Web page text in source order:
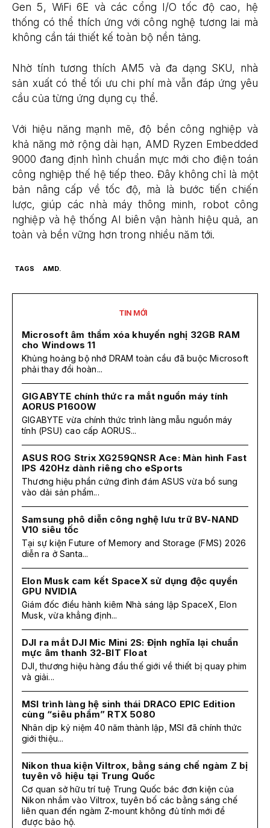
Gen 5, WiFi 6E và các cổng I/O tốc độ cao, hệ
thống có thể thích ứng với công nghệ tương lai mà
không cần tái thiết kế toàn bộ nền tảng.
Nhờ tính tương thích AM5 và đa dạng SKU, nhà
sản xuất có thể tối ưu chi phí mà vẫn đáp ứng yêu
cầu của từng ứng dụng cụ thể.
Với hiệu năng mạnh mẽ, độ bền công nghiệp và
khả năng mở rộng dài hạn, AMD Ryzen Embedded
9000 đang định hình chuẩn mực mới cho điện toán
công nghiệp thế hệ tiếp theo. Đây không chỉ là một
bản nâng cấp về tốc độ, mà là bước tiến chiến
lược, giúp các nhà máy thông minh, robot công
nghiệp và hệ thống AI biên vận hành hiệu quả, an
toàn và bền vững hơn trong nhiều năm tới.
TAGS AMD.
TIN MỚI
Microsoft âm thầm xóa khuyến nghị 32GB RAM
cho Windows 11
Khủng hoảng bộ nhớ DRAM toàn cầu đã buộc Microsoft
phải thay đổi hoàn...
GIGABYTE chính thức ra mắt nguồn máy tính
AORUS P1600W
GIGABYTE vừa chính thức trình làng mẫu nguồn máy
tính (PSU) cao cấp AORUS...
ASUS ROG Strix XG259QNSR Ace: Màn hình Fast
IPS 420Hz dành riêng cho eSports
Thương hiệu phần cứng đình đám ASUS vừa bổ sung
vào dải sản phẩm...
Samsung phô diễn công nghệ lưu trữ BV-NAND
V10 siêu tốc
Tại sự kiện Future of Memory and Storage (FMS) 2026
diễn ra ở Santa...
Elon Musk cam kết SpaceX sử dụng độc quyền
GPU NVIDIA
Giám đốc điều hành kiêm Nhà sáng lập SpaceX, Elon
Musk, vừa khẳng định...
DJI ra mắt DJI Mic Mini 2S: Định nghĩa lại chuẩn
mực âm thanh 32-BIT Float
DJI, thương hiệu hàng đầu thế giới về thiết bị quay phim
và giải...
MSI trình làng hệ sinh thái DRACO EPIC Edition
cùng “siêu phẩm” RTX 5080
Nhân dịp kỷ niệm 40 năm thành lập, MSI đã chính thức
giới thiệu...
Nikon thua kiện Viltrox, bằng sáng chế ngàm Z bị
tuyên vô hiệu tại Trung Quốc
Cơ quan sở hữu trí tuệ Trung Quốc bác đơn kiện của
Nikon nhắm vào Viltrox, tuyên bố các bằng sáng chế
liên quan đến ngàm Z-mount không đủ tính mới để
được bảo hộ.